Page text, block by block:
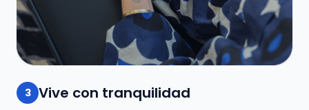
3 Vive con tranquilidad